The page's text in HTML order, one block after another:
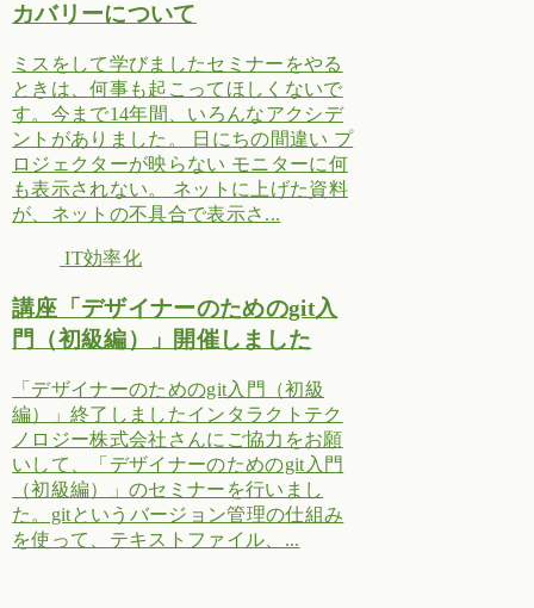
カバリーについて
ミスをして学びましたセミナーをやる
ときは、何事も起こってほしくないで
す。今まで14年間、いろんなアクシデ
ントがありました。 日にちの間違い プ
ロジェクターが映らない モニターに何
も表示されない。 ネットに上げた資料
が、ネットの不具合で表示さ...
IT効率化
講座「デザイナーのためのgit入
門（初級編）」開催しました
「デザイナーのためのgit入門（初級
編）」終了しましたインタラクトテク
ノロジー株式会社さんにご協力をお願
いして、「デザイナーのためのgit入門
（初級編）」のセミナーを行いまし
た。gitというバージョン管理の仕組み
を使って、テキストファイル、...